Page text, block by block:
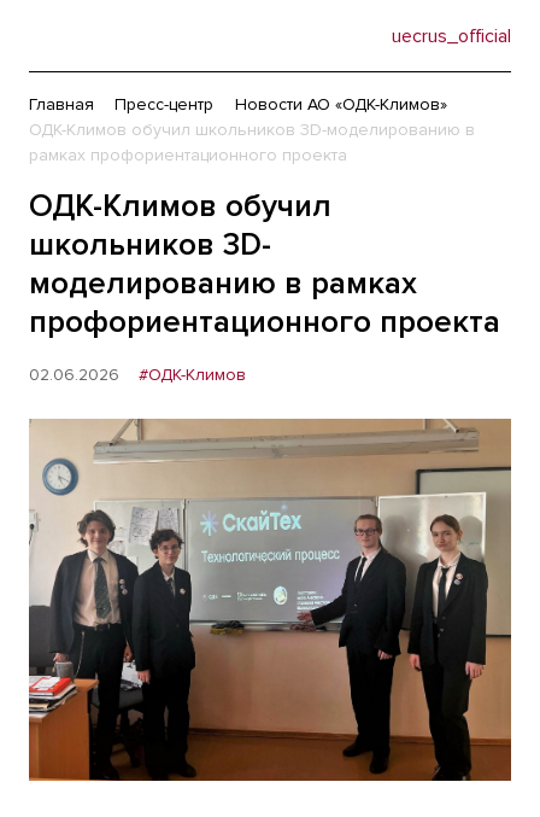
uecrus_official
Главная Пресс-центр
Новости АО «ОДК-Климов»
ОДК-Климов обучил школьников 3D-моделированию в
рамках профориентационного проекта
ОДК-Климов обучил
школьников 3D-
моделированию в рамках
профориентационного проекта
02.06.2026 #ОДК-Климов